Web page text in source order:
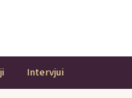
Intervjui